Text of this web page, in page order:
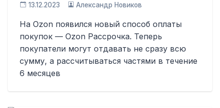
13.12.2023 Александр Новиков
На Ozon появился новый способ оплаты
покупок — Ozon Рассрочка. Теперь
покупатели могут отдавать не сразу всю
сумму, а рассчитываться частями в течение
6 месяцев